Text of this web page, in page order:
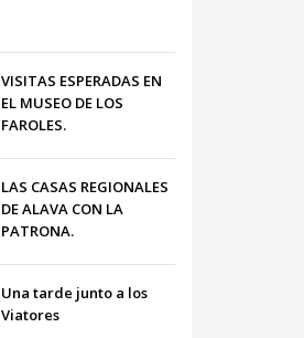
VISITAS ESPERADAS EN
EL MUSEO DE LOS
FAROLES.
LAS CASAS REGIONALES
DE ALAVA CON LA
PATRONA.
Una tarde junto a los
Viatores